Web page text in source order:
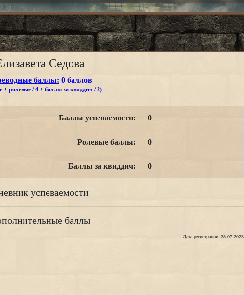
Седова
баллы: 0 баллов
+ ролевые / 4 + баллы за квиддич / 2)
Баллы успеваемости: 0
Ролевые баллы: 0
Баллы за квиддич: 0
успеваемости
баллы
Дата регистрации: 28.07.2023